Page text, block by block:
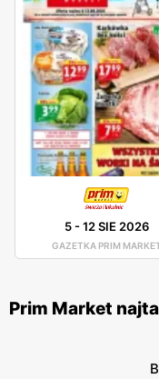
5-12 SIE 2026
GAZETKA PRIM
Prim Market